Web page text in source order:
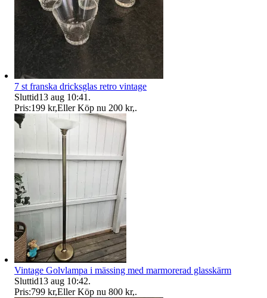
7 st franska dricksglas retro vintage
Sluttid13 aug 10:41 .
Pris:199 kr,Eller Köp nu 200 kr,.
Vintage Golvlampa i mässing med marmorerad glasskärm
Sluttid13 aug 10:42.
Pris:799 kr,Eller Köp nu 800 kr,.